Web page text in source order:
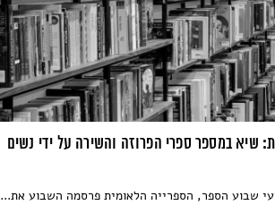
שיא במספר ספרי הפרוזה והשירה על ידי נשים
שבוע הספר, הספרייה הלאומית פרסמה השבוע את...